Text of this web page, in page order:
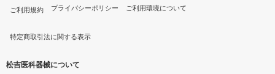
ご利用規約 プライバシーポリシー ご利用環境について
特定商取引法に関する表示
松吉医科器械について